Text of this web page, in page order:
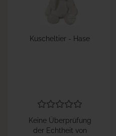
Kuscheltier - Hase
Keine Überprüfung
der Echtheit von